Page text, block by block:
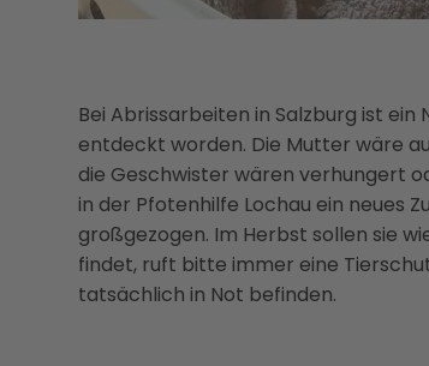
Bei Abrissarbeiten in Salzburg ist
entdeckt worden. Die Mutter wäre
die Geschwister wären verhungert
in der Pfotenhilfe Lochau ein neues
großgezogen. Im Herbst sollen sie
findet, ruft bitte immer eine
tatsächlich in Not befinden.